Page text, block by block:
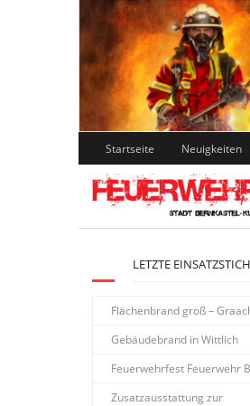
Skip
to
content
Startseite Neuigkeiten
LETZTE
Flächenbrand groß –
Gebäudebrand in Wittlich
Feuerwehrfest Feuerwehr
Zusatzausstattung zur